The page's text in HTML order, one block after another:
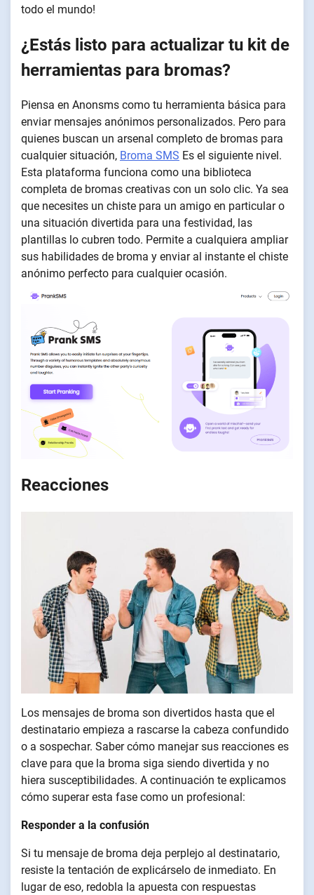
todo el mundo!
¿Estás listo para actualizar tu kit de
herramientas para bromas?
Piensa en Anonsms como tu herramienta básica para
enviar mensajes anónimos personalizados. Pero para
quienes buscan un arsenal completo de bromas para
cualquier situación, Broma SMS Es el siguiente nivel.
Esta plataforma funciona como una biblioteca
completa de bromas creativas con un solo clic. Ya sea
que necesites un chiste para un amigo en particular o
una situación divertida para una festividad, las
plantillas lo cubren todo. Permite a cualquiera ampliar
sus habilidades de broma y enviar al instante el chiste
anónimo perfecto para cualquier ocasión.
Reacciones
Los mensajes de broma son divertidos hasta que el
destinatario empieza a rascarse la cabeza confundido
o a sospechar. Saber cómo manejar sus reacciones es
clave para que la broma siga siendo divertida y no
hiera susceptibilidades. A continuación te explicamos
cómo superar esta fase como un profesional:
Responder a la confusión
Si tu mensaje de broma deja perplejo al destinatario,
resiste la tentación de explicárselo de inmediato. En
lugar de eso, redobla la apuesta con respuestas